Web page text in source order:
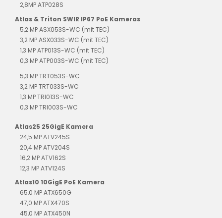
2,8MP ATP028S
Atlas & Triton SWIR IP67 PoE Kameras
5,2 MP ASX053S-WC (mit TEC)
3,2 MP ASX033S-WC (mit TEC)
1,3 MP ATP013S-WC (mit TEC)
0,3 MP ATP003S-WC (mit TEC)
5,3 MP TRT053S-WC
3,2 MP TRT033S-WC
1,3 MP TRI013S-WC
0,3 MP TRI003S-WC
Atlas25 25GigE Kamera
24,5 MP ATV245S
20,4 MP ATV204S
16,2 MP ATV162S
12,3 MP ATV124S
Atlas10 10GigE PoE Kamera
65,0 MP ATX650G
47,0 MP ATX470S
45,0 MP ATX450N